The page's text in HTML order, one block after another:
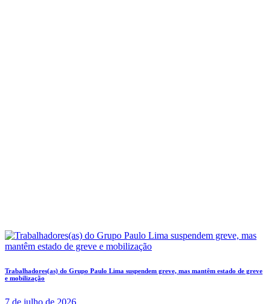
Trabalhadores(as) do Grupo Paulo Lima suspendem greve, mas mantêm estado de greve
e mobilização
7 de julho de 2026